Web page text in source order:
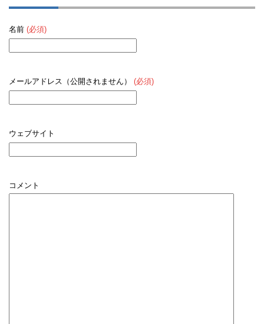
名前 (必須)
メールアドレス（公開されません） (必須)
ウェブサイト
コメント